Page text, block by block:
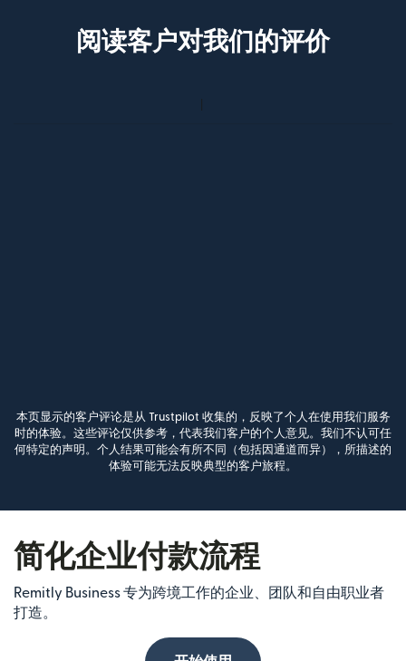
阅读客户对我们的评价
本页显示的客户评论是从 Trustpilot 收集的，反映了个人在使用我们服务
时的体验。这些评论仅供参考，代表我们客户的个人意见。我们不认可任
何特定的声明。个人结果可能会有所不同（包括因通道而异），所描述的
体验可能无法反映典型的客户旅程。
简化企业付款流程
Remitly Business 专为跨境工作的企业、团队和自由职业者
打造。